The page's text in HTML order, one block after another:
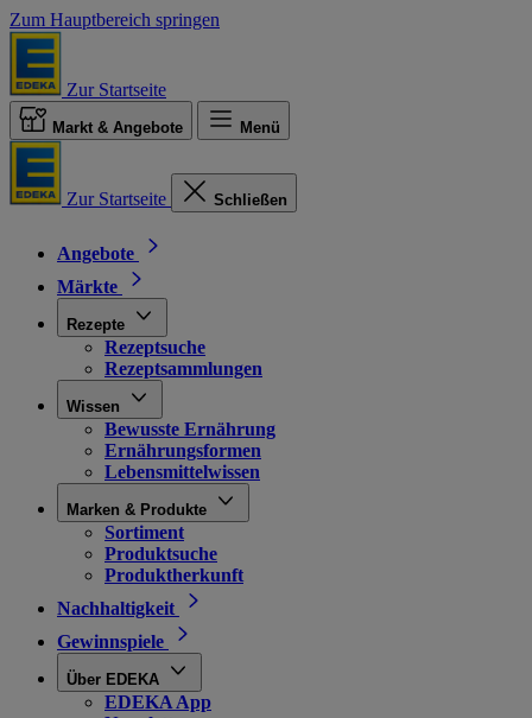
Zum Hauptbereich springen
Zur Startseite
Markt & Angebote Menü
Zur Startseite Schließen
Angebote
Märkte
Rezepte
Rezeptsuche
Rezeptsammlungen
Wissen
Bewusste Ernährung
Ernährungsformen
Lebensmittelwissen
Marken & Produkte
Sortiment
Produktsuche
Produktherkunft
Nachhaltigkeit
Gewinnspiele
Über EDEKA
EDEKA App